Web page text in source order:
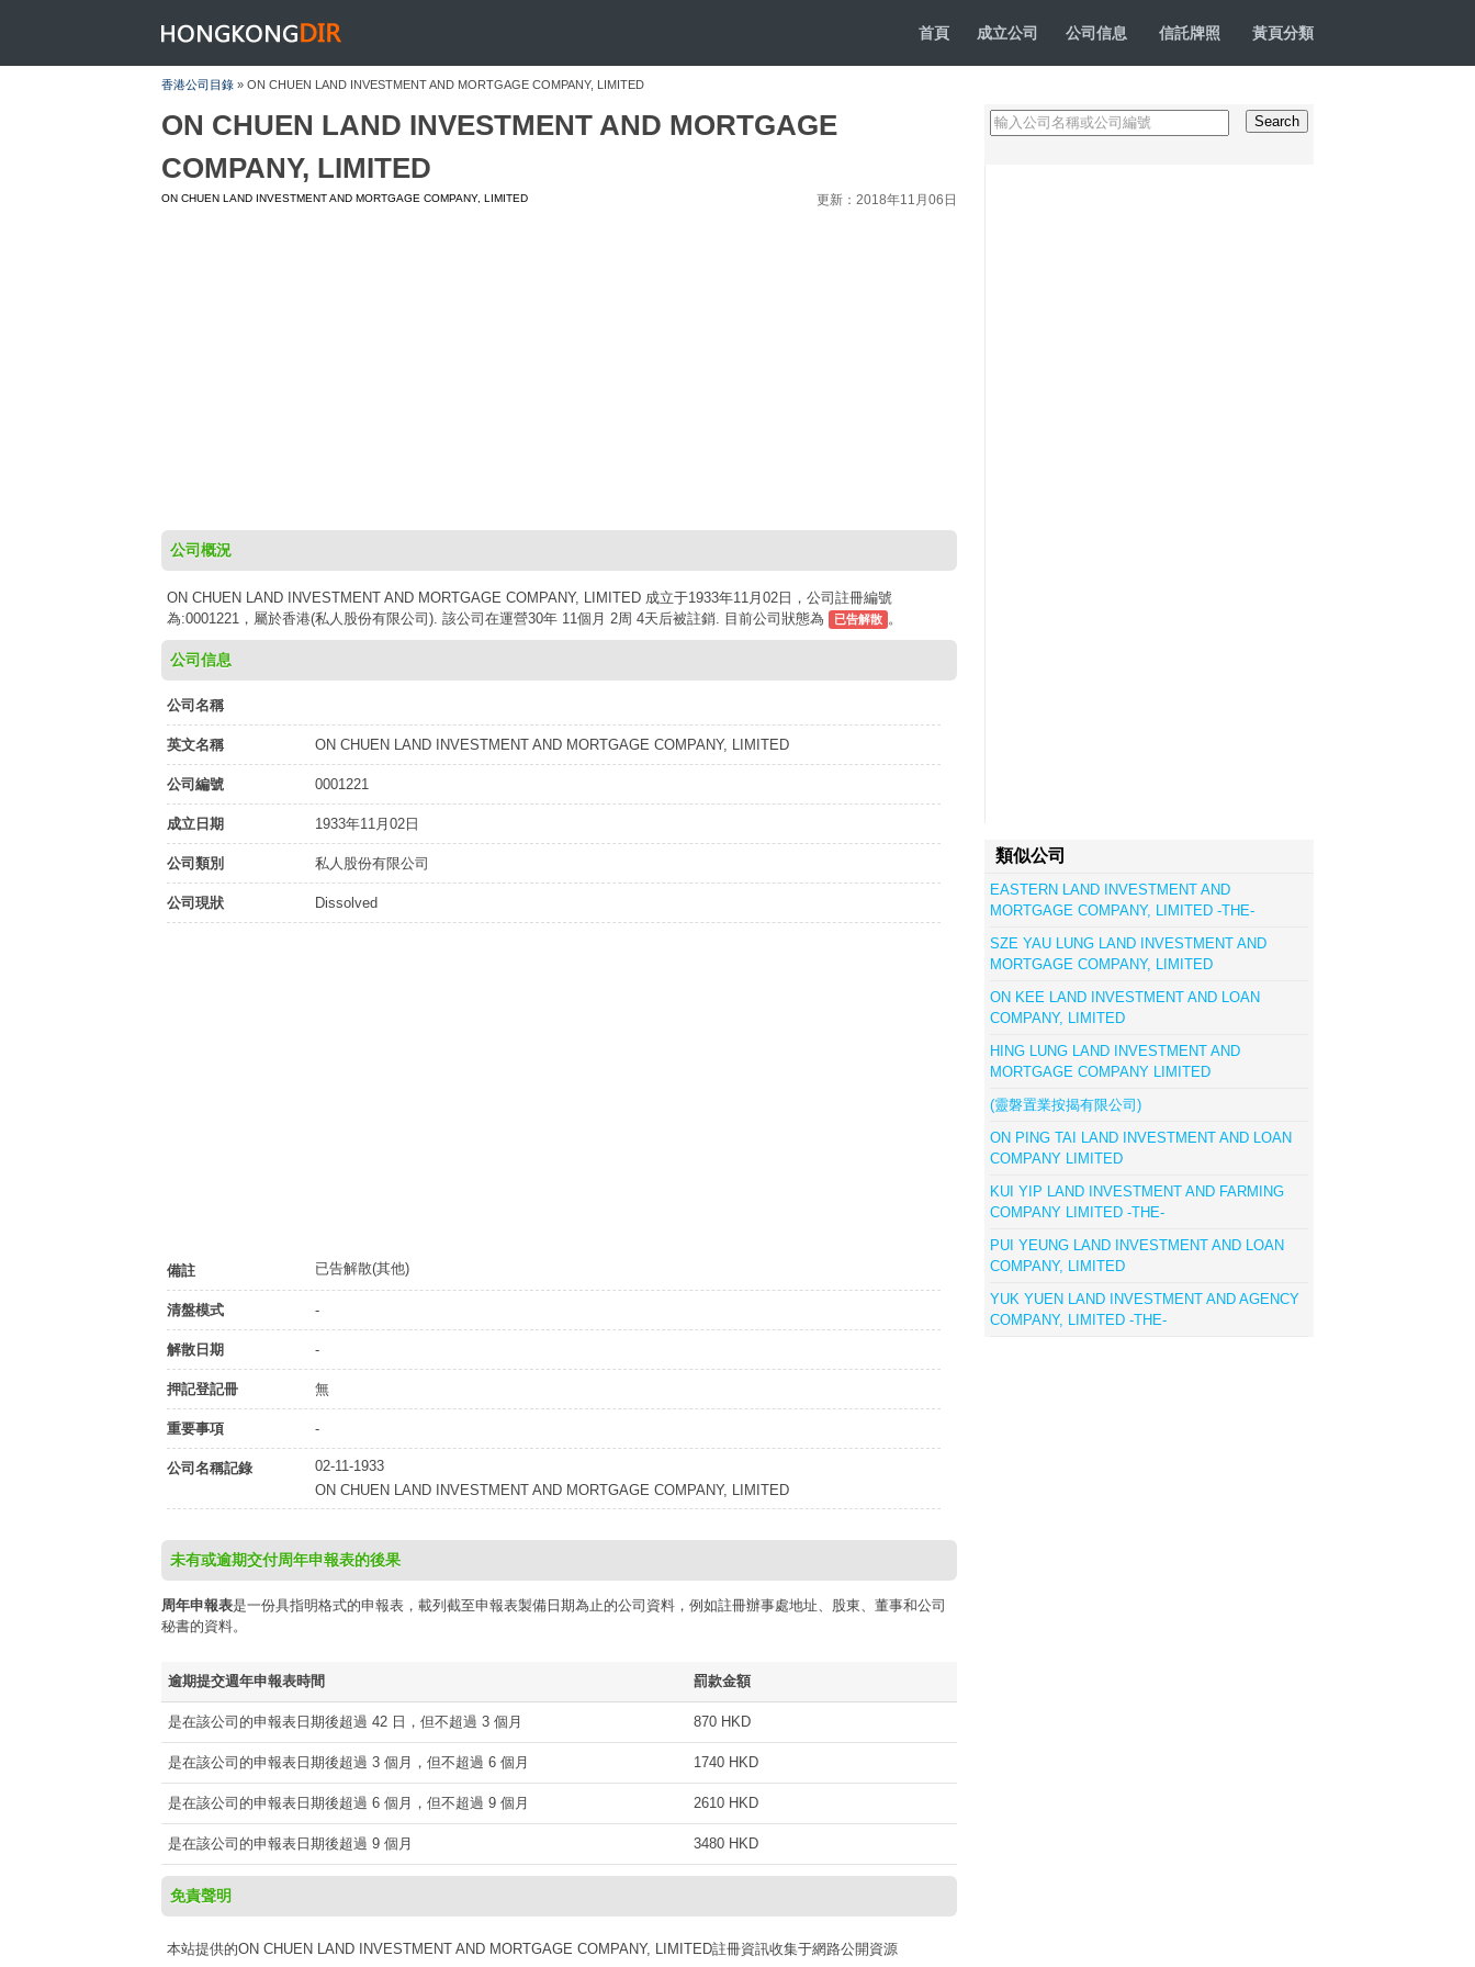
HONGKONGDIR 首頁 成立公司 公司信息 信託牌照 黃頁分類
香港公司目錄 » ON CHUEN LAND INVESTMENT AND MORTGAGE COMPANY, LIMITED
ON CHUEN LAND INVESTMENT AND MORTGAGE
COMPANY, LIMITED
ON CHUEN LAND INVESTMENT AND MORTGAGE COMPANY, LIMITED 更新：2018年11月06日
公司概況
ON CHUEN LAND INVESTMENT AND MORTGAGE COMPANY, LIMITED 成立于1933年11月02日，公司註冊編號
為:0001221，屬於香港(私人股份有限公司). 該公司在運營30年 11個月 2周 4天后被註銷. 目前公司狀態為
已告解散 。
公司信息
公司名稱
英文名稱 ON CHUEN LAND INVESTMENT AND MORTGAGE COMPANY, LIMITED
公司編號 0001221
成立日期 1933年11月02日
公司類別 私人股份有限公司
公司現狀 Dissolved
備註 已告解散(其他)
清盤模式 -
解散日期 -
押記登記冊 無
重要事項 -
公司名稱記錄
02-11-1933
ON CHUEN LAND INVESTMENT AND MORTGAGE COMPANY, LIMITED
未有或逾期交付周年申報表的後果
周年申報表是一份具指明格式的申報表，載列截至申報表製備日期為止的公司資料，例如註冊辦事處地址、股東、董事和公司
秘書的資料。
逾期提交週年申報表時間 罰款金額
是在該公司的申報表日期後超過 42 日，但不超過 3 個月 870 HKD
是在該公司的申報表日期後超過 3 個月，但不超過 6 個月 1740 HKD
是在該公司的申報表日期後超過 6 個月，但不超過 9 個月 2610 HKD
是在該公司的申報表日期後超過 9 個月 3480 HKD
免責聲明
本站提供的ON CHUEN LAND INVESTMENT AND MORTGAGE COMPANY, LIMITED註冊資訊收集于網路公開資源
類似公司
EASTERN LAND INVESTMENT AND
MORTGAGE COMPANY, LIMITED -THE-
SZE YAU LUNG LAND INVESTMENT AND
MORTGAGE COMPANY, LIMITED
ON KEE LAND INVESTMENT AND LOAN
COMPANY, LIMITED
HING LUNG LAND INVESTMENT AND
MORTGAGE COMPANY LIMITED
(靈磐置業按揭有限公司)
ON PING TAI LAND INVESTMENT AND LOAN
COMPANY LIMITED
KUI YIP LAND INVESTMENT AND FARMING
COMPANY LIMITED -THE-
PUI YEUNG LAND INVESTMENT AND LOAN
COMPANY, LIMITED
YUK YUEN LAND INVESTMENT AND AGENCY
COMPANY, LIMITED -THE-